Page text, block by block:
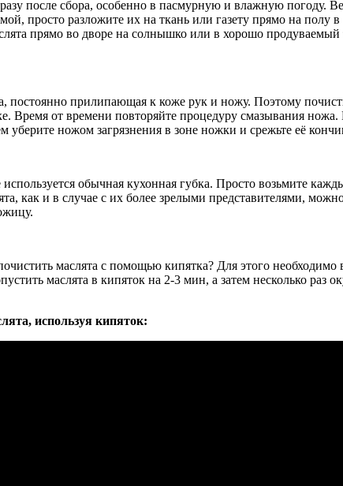
после сбора, особенно в пасмурную и влажную погоду.
просто разложите их на ткань или газету прямо на
прямо во дворе на солнышко или в хорошо продуваемый
постоянно прилипающая к коже рук и ножу. Поэтому
от времени повторяйте процедуру смазывания ножа.
уберите ножом загрязнения в зоне ножки и срежьте её
обычная кухонная губка. Просто возьмите
как и в случае с их более зрелыми представителями,
маслята с помощью кипятка? Для этого
маслята в кипяток на 2-3 мин, а затем несколько раз
используя кипяток: